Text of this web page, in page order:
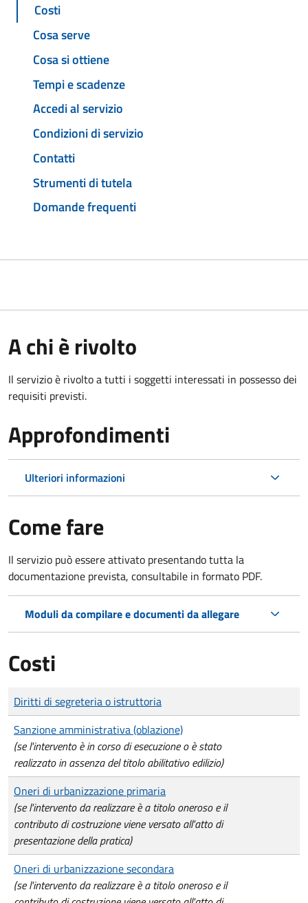
Costi
Cosa serve
Cosa si ottiene
Tempi e scadenze
Accedi al servizio
Condizioni di servizio
Contatti
Strumenti di tutela
Domande frequenti
A chi è rivolto
Il servizio è rivolto a tutti i soggetti interessati in possesso dei
requisiti previsti.
Approfondimenti
Ulteriori informazioni
Come fare
Il servizio può essere attivato presentando tutta la
documentazione prevista, consultabile in formato PDF.
Moduli da compilare e documenti da allegare
Costi
Tipo di pagamento
Importo
Diritti di segreteria o istruttoria
Sanzione amministrativa (oblazione)
(se l'intervento è in corso di esecuzione o è stato
realizzato in assenza del titolo abilitativo edilizio)
Oneri di urbanizzazione primaria
(se l'intervento da realizzare è a titolo oneroso e il
contributo di costruzione viene versato all'atto di
presentazione della pratica)
Oneri di urbanizzazione secondara
(se l'intervento da realizzare è a titolo oneroso e il